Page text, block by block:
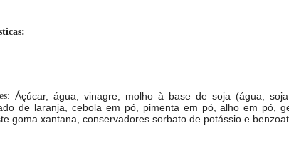
Áçúcar, água, vinagre, molho à base de soja (água,
de laranja, cebola em pó, pimenta em pó, alho em pó,
goma xantana, conservadores sorbato de potássio e